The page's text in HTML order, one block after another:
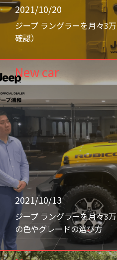
2021/10/20
ジープ ラングラーを月々3
確認）
New car
2021/10/13
ジープ ラングラーを月々3
の色やグレードの選び方